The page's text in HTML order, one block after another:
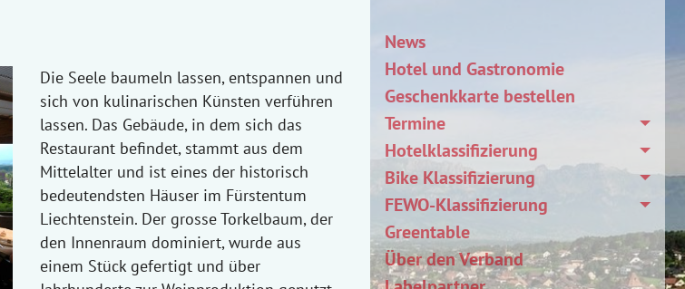
Die Seele baumeln lassen, entspannen und
sich von kulinarischen Künsten verführen
lassen. Das Gebäude, in dem sich das
Restaurant befindet, stammt aus dem
Mittelalter und ist eines der historisch
bedeutendsten Häuser im Fürstentum
Liechtenstein. Der grosse Torkelbaum, der
den Innenraum dominiert, wurde aus
einem Stück gefertigt und über
News
Hotel und Gastronomie
Geschenkkarte bestellen
Termine
Hotelklassifizierung
Bike Klassifizierung
FEWO-Klassifizierung
Greentable
Über den Verband